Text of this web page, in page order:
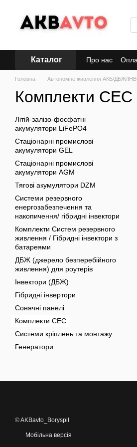
Каталог Про нас
Головна Автономне живлення АКБ/ДБЖ/
Комплекти СЕС
Літій-залізо-фосфатні
акумулятори LiFePO4
Стаціонарні промислові
акумулятори GEL
Стаціонарні промислові
акумулятори AGM
Тягові акумулятори DZM
Системи резервного
енергозабезпечення та
накопичення/ гібридні інвектори
Комплекти Систем резервного
живлення / Гібридні інвектори з
батареями
ДБЖ (джерело безперебійного
живлення) для роутерів
Інвектори (ДБЖ)
Гібридні інвертори
Сонячні панелі
Комплекти СЕС
Системи кріплень та монтажу
Генератори
© AKBavto_Boryspil
Мобільна версія